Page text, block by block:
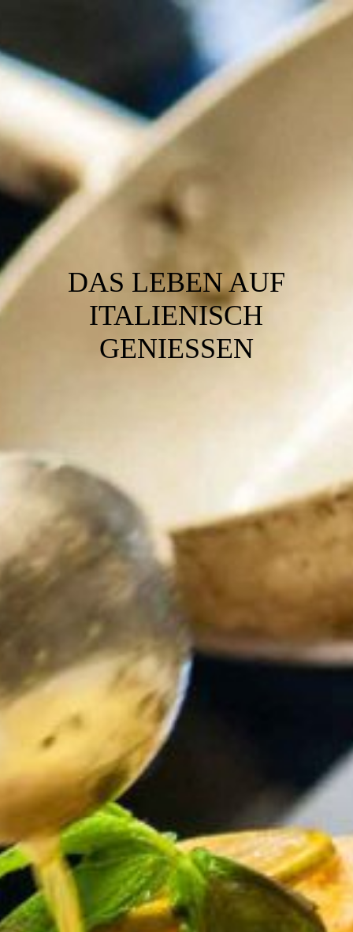
DAS LEBEN AUF
ITALIENISCH
GENIESSEN